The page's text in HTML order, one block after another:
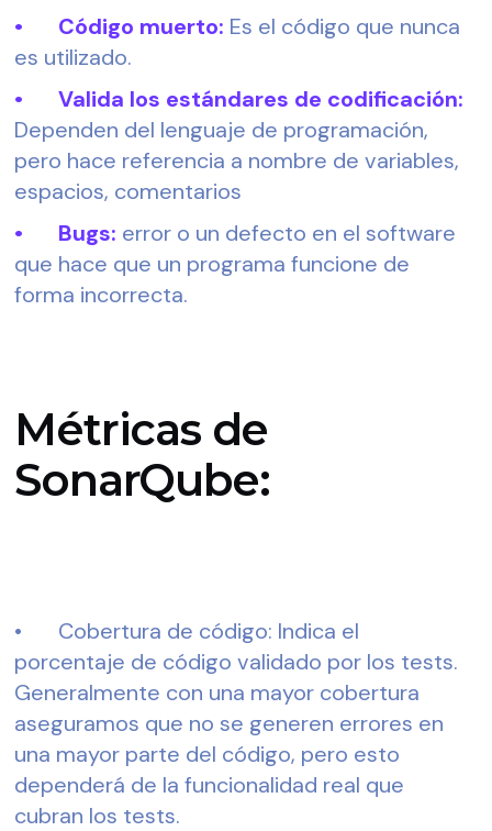
•	Código muerto: Es el código que nunca
es utilizado.
•	Valida los estándares de codificación:
Dependen del lenguaje de programación,
pero hace referencia a nombre de variables,
espacios, comentarios
•	Bugs: error o un defecto en el software
que hace que un programa funcione de
forma incorrecta.
Métricas de
SonarQube:
•	Cobertura de código: Indica el
porcentaje de código validado por los tests.
Generalmente con una mayor cobertura
aseguramos que no se generen errores en
una mayor parte del código, pero esto
dependerá de la funcionalidad real que
cubran los tests.